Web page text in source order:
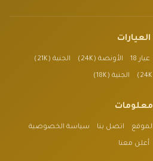
العيارات
عيار 18 الأونصة (24K) الجنية (21K)
الجنية (18K)
معلومات
اتصل بنا سياسة الخصوصية
أعلن معنا